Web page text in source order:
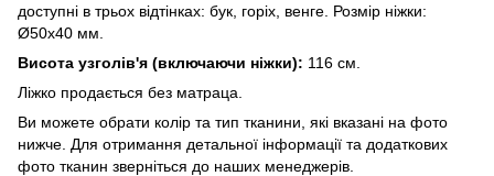
доступні в трьох відтінках: бук, горіх, венге. Розмір ніжки:
Ø50х40 мм.
Висота узголів'я (включаючи ніжки): 116 см.
Ліжко продається без матраца.
Ви можете обрати колір та тип тканини, які вказані на фото
нижче. Для отримання детальної інформації та додаткових
фото тканин зверніться до наших менеджерів.